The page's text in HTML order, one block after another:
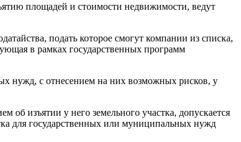
площадей и стоимости недвижимости, ведут
подать которое смогут компании из списка,
в рамках государственных программ
нужд, с отнесением на них возможных рисков, у
об изъятии у него земельного участка, допускается
для государственных или муниципальных нужд